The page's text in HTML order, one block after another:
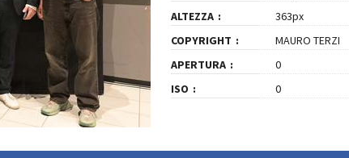
ALTEZZA
363px
COPYRIGHT
MAURO TERZI
APERTURA
0
ISO
0